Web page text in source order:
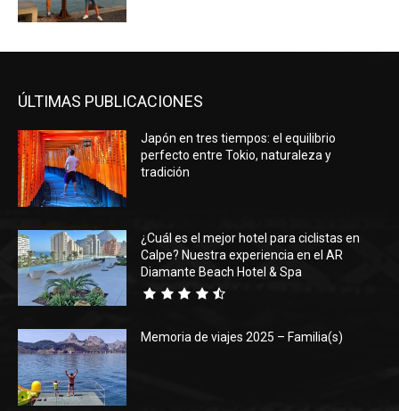
ÚLTIMAS PUBLICACIONES
Japón en tres tiempos: el equilibrio
perfecto entre Tokio, naturaleza y
tradición
¿Cuál es el mejor hotel para ciclistas en
Calpe? Nuestra experiencia en el AR
Diamante Beach Hotel & Spa
Memoria de viajes 2025 – Familia(s)